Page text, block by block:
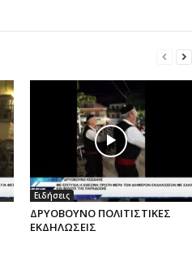
Ειδήσεις
ΔΡΥΟΒΟΥΝΟ ΠΟΛΙΤΙΣΤΙΚΕΣ
ΕΚΔΗΛΩΣΕΙΣ